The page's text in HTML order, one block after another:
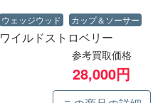
ウェッジウッド カップ＆ソーサー
ワイルドストロベリー
参考買取価格
28,000円